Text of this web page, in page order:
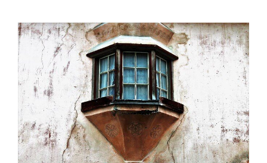
давност
по
отношение
на
недвижим
имот?